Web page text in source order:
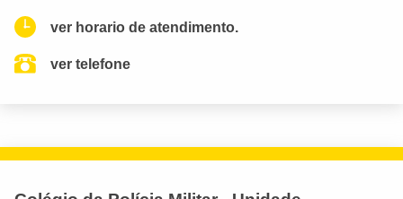
ver horario de atendimento.
ver telefone